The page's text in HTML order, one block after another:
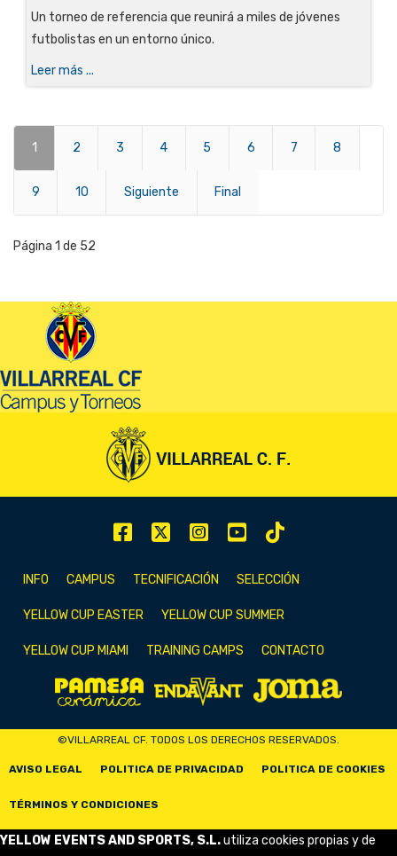
Un torneo de referencia que reunirá a miles de jóvenes
futbolistas en un entorno único.
Leer más ...
1 2 3 4 5 6 7 8
9 10 Siguiente Final
Página 1 de 52
INFO CAMPUS TECNIFICACIÓN SELECCIÓN
YELLOW CUP EASTER YELLOW CUP SUMMER
YELLOW CUP MIAMI TRAINING CAMPS CONTACTO
©VILLARREAL CF. TODOS LOS DERECHOS RESERVADOS.
AVISO LEGAL POLITICA DE PRIVACIDAD POLITICA DE COOKIES
TÉRMINOS Y CONDICIONES
YELLOW EVENTS AND SPORTS, S.L.utiliza cookies propias y de